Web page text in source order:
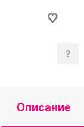
Описание